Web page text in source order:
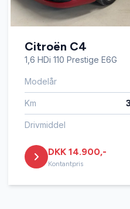
Citroën C4
1,6 HDi 110 Prestige E6G
Modelår
Km
Drivmiddel
DKK 14.900,-
Kontantpris